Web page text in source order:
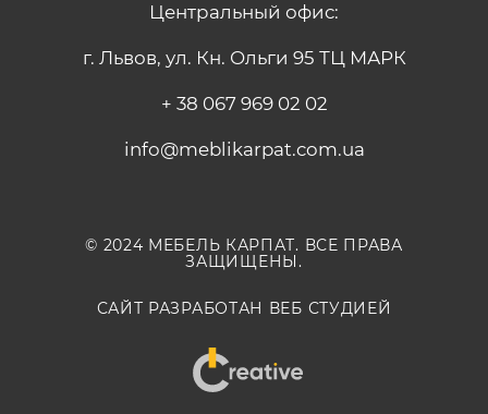
Центральный офис:
г. Львов, ул. Кн. Ольги 95 ТЦ МАРК
+ 38 067 969 02 02
info@meblikarpat.com.ua
© 2024 МЕБЕЛЬ КАРПАТ. ВСЕ ПРАВА
ЗАЩИЩЕНЫ.
САЙТ РАЗРАБОТАН ВЕБ СТУДИЕЙ